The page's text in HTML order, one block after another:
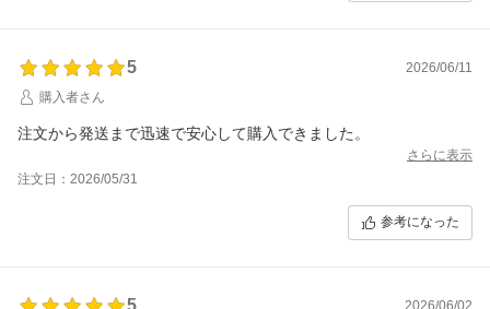
5
2026/06/11
購入者さん
注文から発送まで迅速で安心して購入できました。
さらに表示
注文日：2026/05/31
参考になった
5
2026/06/02